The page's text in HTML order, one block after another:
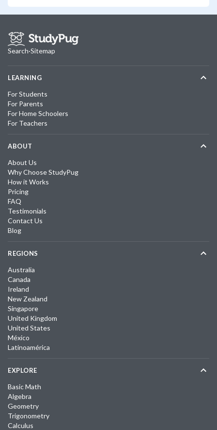
Search·Sitemap
LEARNING
For Students
For Parents
For Home Schoolers
For Teachers
ABOUT
About Us
Why Choose StudyPug
How it Works
Pricing
FAQ
Testimonials
Contact Us
Blog
REGIONS
Australia
Canada
Ireland
New Zealand
Singapore
United Kingdom
United States
México
Latinoamérica
EXPLORE
Basic Math
Algebra
Geometry
Trigonometry
Calculus